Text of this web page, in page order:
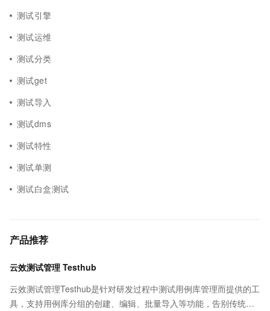
测试引擎
测试运维
测试分类
测试get
测试导入
测试dms
测试特性
测试单测
测试白盒测试
产品推荐
云效测试管理 Testhub
云效测试管理Testhub是针对研发过程中测试用例库管理而提供的工
具，支持用例库分组的创建、编辑、批量导入等功能，告别传统项